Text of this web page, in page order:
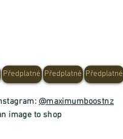
Předplatné Předplatné Předplatné
@maximumboostnz
to shop